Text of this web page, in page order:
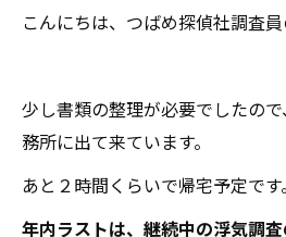
こんにちは、つばめ探偵社調査
少し書類の整理が必要でしたの
務所に出て来ています。
あと２時間くらいで帰宅予定です。
年内ラストは、継続中の浮気調